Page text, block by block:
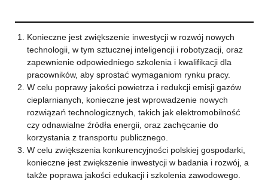
Konieczne jest zwiększenie inwestycji w rozwój nowych
technologii, w tym sztucznej inteligencji i robotyzacji, oraz
zapewnienie odpowiedniego szkolenia i kwalifikacji dla
pracowników, aby sprostać wymaganiom rynku pracy.
W celu poprawy jakości powietrza i redukcji emisji gazów
cieplarnianych, konieczne jest wprowadzenie nowych
rozwiązań technologicznych, takich jak elektromobilność
czy odnawialne źródła energii, oraz zachęcanie do
korzystania z transportu publicznego.
W celu zwiększenia konkurencyjności polskiej gospodarki,
konieczne jest zwiększenie inwestycji w badania i rozwój, a
także poprawa jakości edukacji i szkolenia zawodowego.